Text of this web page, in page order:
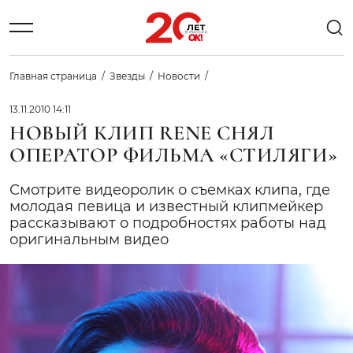
Главная страница Звезды Новости
13.11.2010 14:11
НОВЫЙ КЛИП RENE СНЯЛ
ОПЕРАТОР ФИЛЬМА «СТИЛЯГИ»
Смотрите видеоролик о съемках клипа, где
молодая певица и известный клипмейкер
рассказывают о подробностях работы над
оригинальным видео